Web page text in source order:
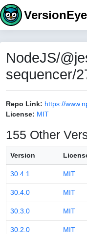
VersionEye
NodeJS/
sequencer/
Repo Link: https://
License: MIT
155 Other
Version
30.4.1 MIT
30.4.0 MIT
30.3.0 MIT
30.2.0 MIT